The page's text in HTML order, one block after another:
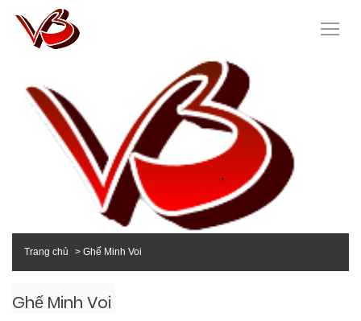
Trang chủ Ghế Minh Voi
Ghế Minh Voi